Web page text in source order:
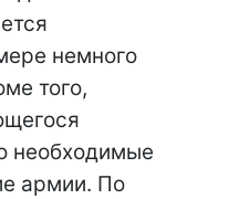
немного
того,
необходимые
армии. По